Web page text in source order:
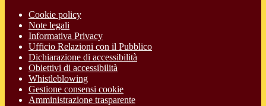
Cookie policy
Note legali
Informativa Privacy
Ufficio Relazioni con il Pubblico
Dichiarazione di accessibilità
Obiettivi di accessibilità
Whistleblowing
Gestione consensi cookie
Amministrazione trasparente